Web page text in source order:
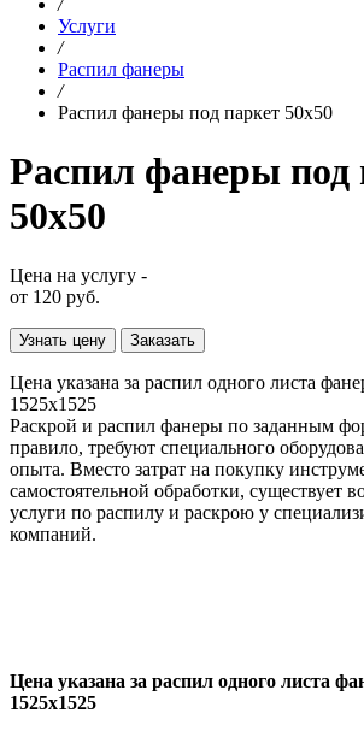
/
Услуги
/
Распил фанеры
/
Распил фанеры под паркет 50х50
Распил фанеры под
50х50
Цена на услугу -
от 120 руб.
Узнать цену Заказать
Цена указана за распил одного листа
1525х1525
Раскрой и распил фанеры по заданным
правило, требуют специального
опыта. Вместо затрат на покупку
самостоятельной обработки, существует
услуги по распилу и раскрою у
компаний.
Цена указана за распил одного листа
1525х1525